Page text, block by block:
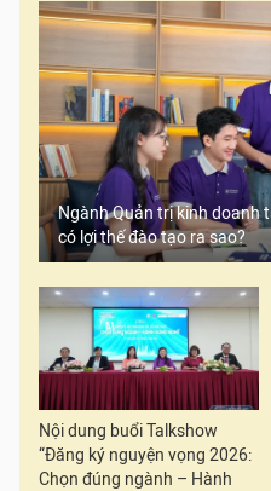
Ngành Quản trị kinh doanh
có lợi thế đào tạo ra sao?
Nội dung buổi Talkshow
“Đăng ký nguyện vọng 2026:
Chọn đúng ngành – Hành